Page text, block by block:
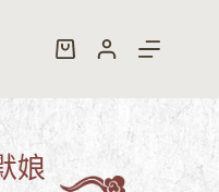
購
娘